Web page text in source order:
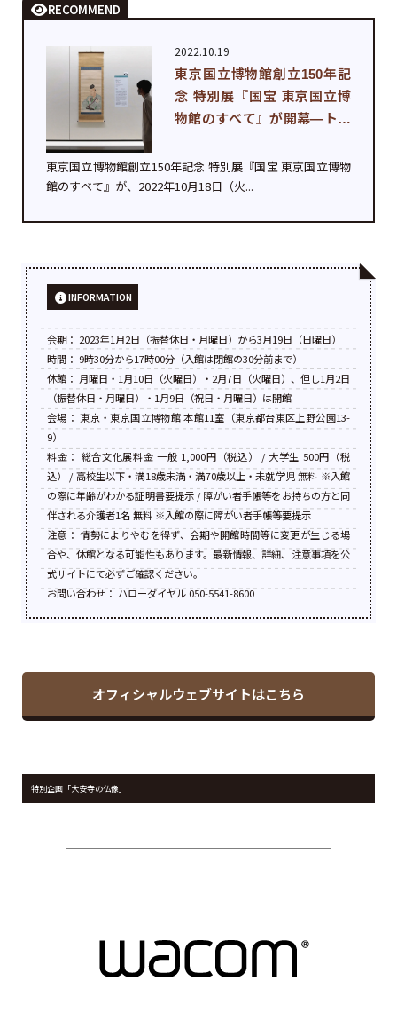
RECOMMEND
2022.10.19
東京国立博物館創立150年記
念 特別展『国宝 東京国立博
物館のすべて』が開幕—トー
東京国立博物館創立150年記念 特別展『国宝 東京国立博物
館のすべて』が、2022年10月18日（火...
INFORMATION
会期： 2023年1月2日（振替休日・月曜日）から3月19日（日曜日）
時間： 9時30分から17時00分（入館は閉館の30分前まで）
休館： 月曜日・1月10日（火曜日）・2月7日（火曜日）、但し1月2日
（振替休日・月曜日）・1月9日（祝日・月曜日）は開館
会場： 東京・東京国立博物館 本館11室（東京都台東区上野公園13-
9）
料金： 総合文化展料金 一般 1,000円（税込） / 大学生 500円（税
込） / 高校生以下・満18歳未満・満70歳以上・未就学児 無料 ※入館
の際に年齢がわかる証明書要提示 / 障がい者手帳等をお持ちの方と同
伴される介護者1名 無料 ※入館の際に障がい者手帳等要提示
注意： 情勢によりやむを得ず、会期や開館時間等に変更が生じる場
合や、休館となる可能性もあります。最新情報、詳細、注意事項を公
式サイトにて必ずご確認ください。
お問い合わせ： ハローダイヤル 050-5541-8600
オフィシャルウェブサイトはこちら
特別企画「大安寺の仏像」